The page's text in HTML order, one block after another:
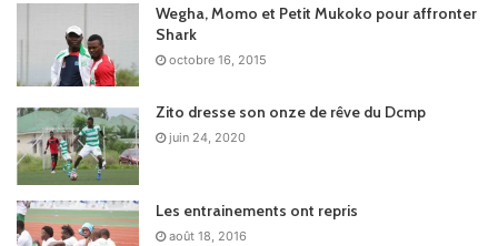
Wegha, Momo et Petit Mukoko pour affronter
Shark
octobre 16, 2015
Zito dresse son onze de rêve du Dcmp
juin 24, 2020
Les entrainements ont repris
août 18, 2016